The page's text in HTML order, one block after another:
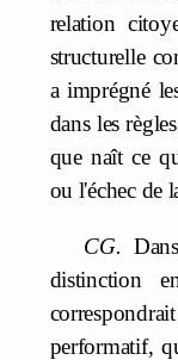
relation
structurelle
a imprégné
dans les
que naît ce
ou l'échec de
CG.
distinction
performatif,